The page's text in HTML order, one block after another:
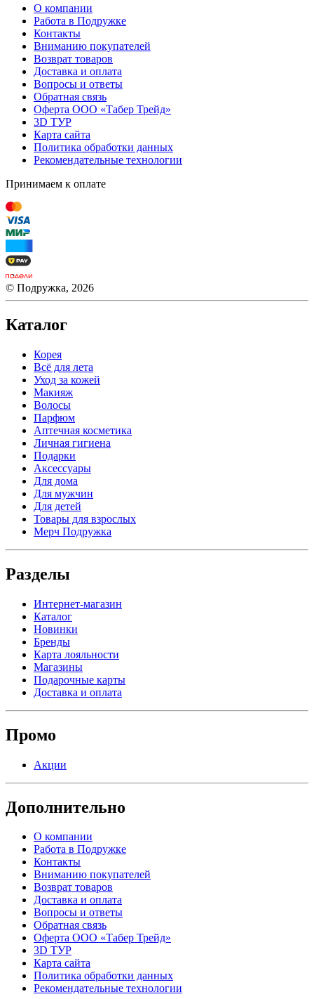
О компании
Работа в Подружке
Контакты
Вниманию покупателей
Возврат товаров
Доставка и оплата
Вопросы и ответы
Обратная связь
Оферта ООО «Табер Трейд»
3D ТУР
Карта сайта
Политика обработки данных
Рекомендательные технологии
Принимаем к оплате
© Подружка, 2026
Каталог
Корея
Всё для лета
Уход за кожей
Макияж
Волосы
Парфюм
Аптечная косметика
Личная гигиена
Подарки
Аксессуары
Для дома
Для мужчин
Для детей
Товары для взрослых
Мерч Подружка
Разделы
Интернет-магазин
Каталог
Новинки
Бренды
Карта лояльности
Магазины
Подарочные карты
Доставка и оплата
Промо
Акции
Дополнительно
О компании
Работа в Подружке
Контакты
Вниманию покупателей
Возврат товаров
Доставка и оплата
Вопросы и ответы
Обратная связь
Оферта ООО «Табер Трейд»
3D ТУР
Карта сайта
Политика обработки данных
Рекомендательные технологии